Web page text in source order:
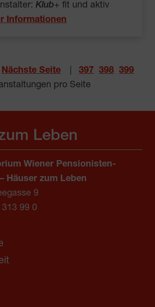
Klub+ fit und aktiv
Informationen
Nächste Seite 397 398 399
pro Seite
Leben
Wiener Pensionisten-
Häuser zum Leben
9
313 99 0